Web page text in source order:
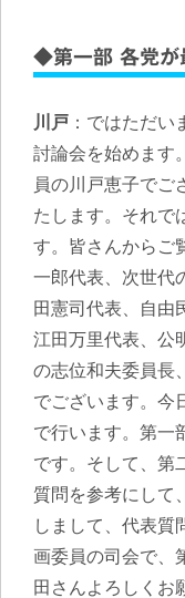
◆第一部 各党が
川戸 ：ではただ
討論会を始めます
員の川戸恵子でご
たします。それで
す。皆さんからご
一郎代表、次世代
田憲司代表、自由
江田万里代表、公
の志位和夫委員長
でございます。今
で行います。第一
です。そして、第
質問を参考にして
しまして、代表質
画委員の司会で、
田さんよろしくお